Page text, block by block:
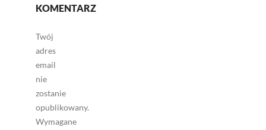
KOMENTARZ
Twój
adres
email
nie
zostanie
opublikowany.
Wymagane